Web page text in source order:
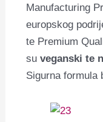
Manufacturing
europskog
te Premium
suveganski te
Sigurna formula